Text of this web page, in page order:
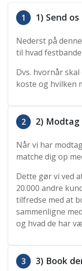
1 1) Send
Nederst på
til hvad
Dvs. hvornår
koste og hvilken
2 2)
Når vi har
matche dig op
Dette gør vi ved
20.000 andre
tilfredse med at
sammenligne
og hvad de har
3 3) Book